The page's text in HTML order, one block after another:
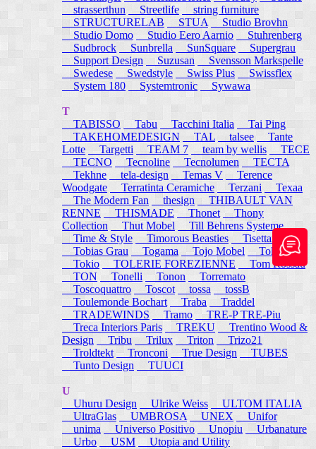
strasserthun
Streetlife
string furniture
STRUCTURELAB
STUA
Studio Brovhn
Studio Domo
Studio Eero Aarnio
Stuhrenberg
Sudbrock
Sunbrella SunSquare
Supergrau
Support Design
Suzusan
Svensson Markspelle
Swedese
Swedstyle Swiss Plus
Swissflex
System 180
Systemtronic Sywawa
T
TABISSO
Tabu Tacchini Italia
Tai Ping
TAKEHOMEDESIGN
TAL talsee
Tante
Lotte
Targetti TEAM 7 team by wellis
TECE
TECNO
Tecnoline Tecnolumen
TECTA
Tekhne
tela-design Temas V
Terence
Woodgate
Terratinta Ceramiche Terzani
Texaa
The Modern Fan
thesign
THIBAULT VAN
RENNE
THISMADE Thonet
Thony
Collection
Thut Mobel
Till Behrens Systeme
Time & Style
Timorous Beasties
Tisettanta
Tobias Grau
Togama Tojo Mobel
Token
Tokio
TOLERIE FOREZIENNE
Tom Rossau
TON
Tonelli Tonon
Torremato
Toscoquattro
Toscot tossa
tossB
Toulemonde Bochart
Traba
Traddel
TRADEWINDS
Tramo
TRE-P TRE-Piu
Treca Interiors Paris
TREKU
Trentino Wood &
Design
Tribu Trilux Triton
Trizo21
Troldtekt Tronconi True Design
TUBES
Tunto Design
TUUCI
U
Uhuru Design
Ulrike Weiss
ULTOM ITALIA
UltraGlas
UMBROSA UNEX
Unifor
unima
Universo Positivo Unopiu
Urbanature
Urbo
USM Utopia and Utility